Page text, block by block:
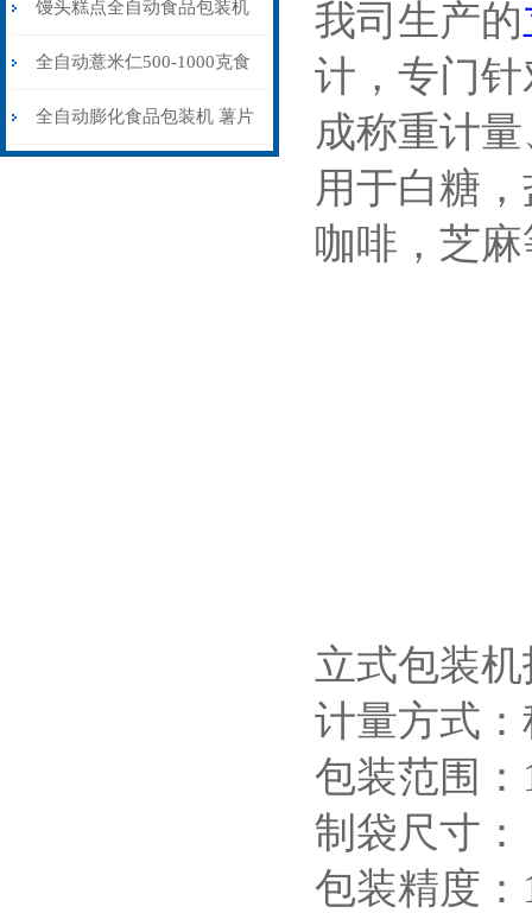
食品包装机定制
馒头糕点全自动食品包装机
可充氮气
全自动薏米仁500-1000克食
品包装机设备
全自动膨化食品包装机 薯片
我司生产的
计，专门
成称重计
用于白糖
咖啡，芝
立式包装
计量方式
包装范围：
制袋尺寸
包装精度：